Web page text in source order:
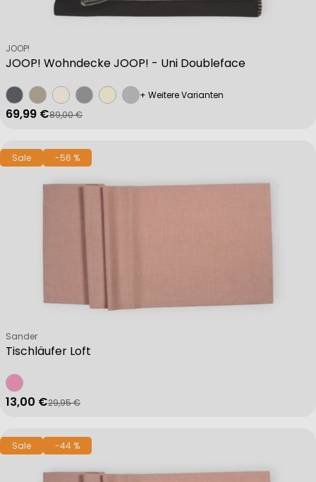
JOOP! Wohndecke JOOP! - Uni Doubleface
Verkäufer:
JOOP!
+ Weitere Varianten
Verkaufspreis
69,99 €
Regulärer Preis
89,00 €
Sale -56 %
Tischläufer Loft
Verkäufer:
Sander
Verkaufspreis
13,00 €
Regulärer Preis
29,95 €
Sale -44 %